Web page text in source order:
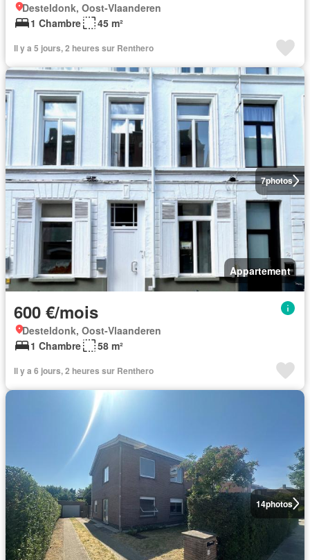
Desteldonk, Oost-Vlaanderen
1 Chambre
45 m²
Il y a 5 jours, 2 heures sur Renthero
7photos
Appartement
600 €/mois
Desteldonk, Oost-Vlaanderen
1 Chambre
58 m²
Il y a 6 jours, 2 heures sur Renthero
14photos